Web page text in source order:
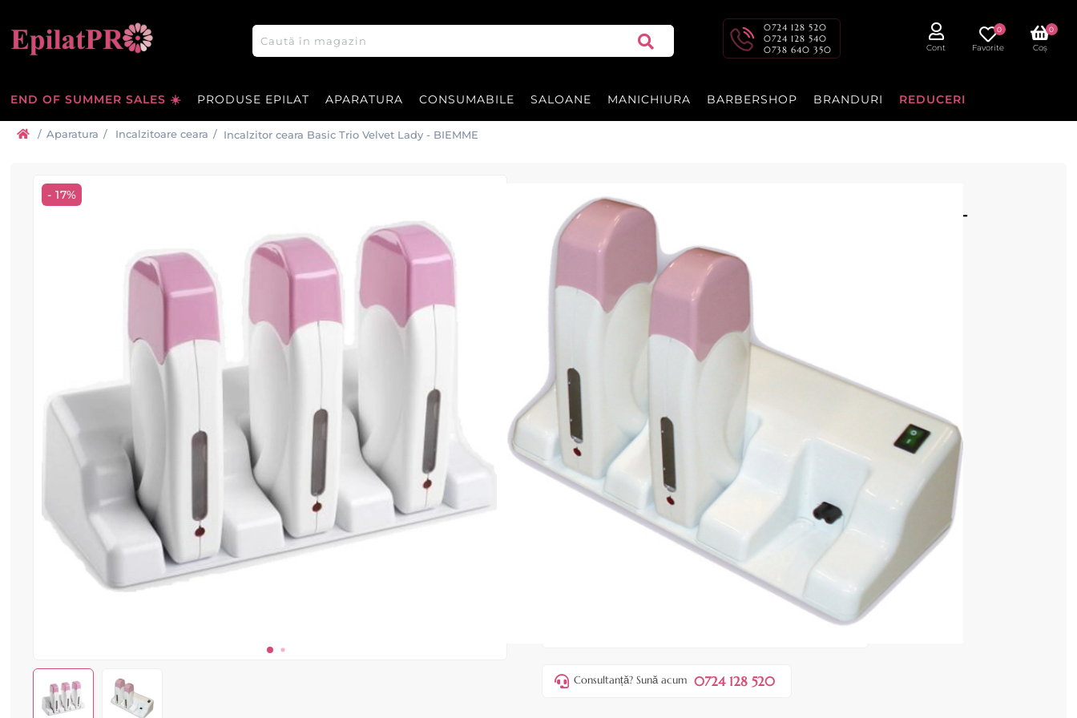
0724 128 520
0724 128 540
0738 640 350
Cont Favorite
0
Coș
0
END OF SUMMER SALES ☀️ PRODUSE EPILAT APARATURA CONSUMABILE SALOANE MANICHIURA BARBERSHOP BRANDURI REDUCERI
/ Aparatura / Incalzitoare ceara / Incalzitor ceara Basic Trio Velvet Lady - BIEMME
- 17%
Incalzitor ceara Basic Trio Velvet Lady -
BIEMME
Incalzitor ceara Basic Trio Velvet Lady cu baza din plastic
230V , 50Hz , 90W .
Cod produs:
EBM06
În stoc
359,00 lei Preț: 299,00 lei
ADAUGĂ ÎN COȘ
2,90 lei
Consultanță? Sună acum 0724 128 520